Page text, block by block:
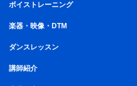
ボイストレーニング
楽器・映像・DTM
ダンスレッスン
講師紹介